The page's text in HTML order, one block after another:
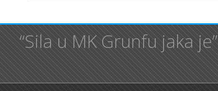
“Sila u MK Grunfu jaka